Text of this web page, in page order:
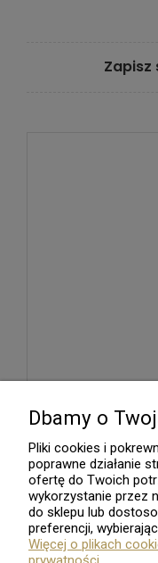
Zapisz
Dbamy o
Pliki cookies i
poprawne działanie
ofertę do Twoich
wykorzystanie przez
do sklepu lub
preferencji,
Więcej o plikach